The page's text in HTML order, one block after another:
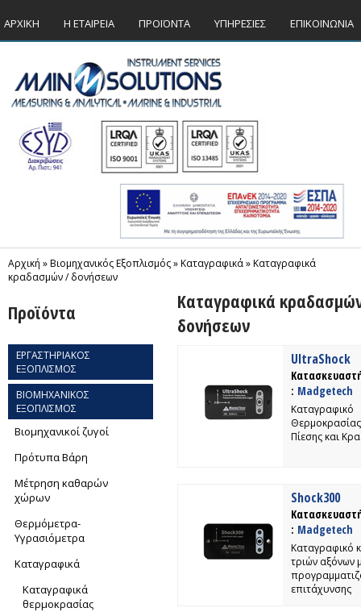
ΑΡΧΙΚΗ Η ΕΤΑΙΡΕΙΑ ΠΡΟΪΟΝΤΑ ΥΠΗΡΕΣΙΕΣ ΕΠΙΚΟΙΝΩΝΙΑ
Αρχική »Βιομηχανικός Εξοπλισμός»Καταγραφικά»Καταγραφικά
κραδασμών / δονήσεων
Προϊόντα
ΕΡΓΑΣΤΗΡΙΑΚΟΣ
ΕΞΟΠΛΙΣΜΟΣ
ΒΙΟΜΗΧΑΝΙΚΟΣ
ΕΞΟΠΛΙΣΜΟΣ
Βιομηχανικοί ζυγοί
Πρότυπα Βάρη
Μέτρηση καθαρών
χώρων
Θερμόμετρα-
Yγρασιόμετρα
Καταγραφικά
Καταγραφικά
θερμοκρασίας
Καταγραφικά
δονήσεων
UltraShock
: Madgetech
Καταγραφικό
Πίεσης και
Shock300
: Madgetech
Καταγραφικό
τριών αξόνων
επιτάχυνσης